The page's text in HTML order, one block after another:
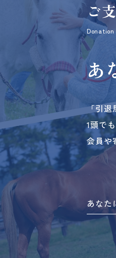
ご
Donation
あ
「引退
1頭で
会員や
あなた